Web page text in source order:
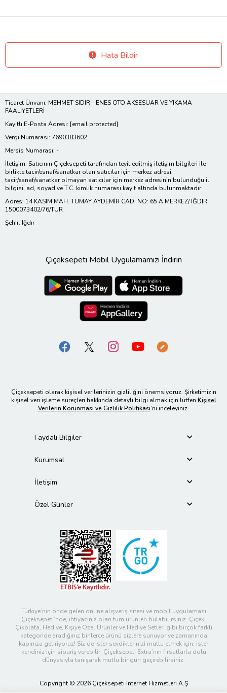
Hata Bildir
Ticaret Ünvanı: MEHMET SIDIR - ENES OTO AKSESUAR VE YIKAMA
FAALİYETLERİ
Kayıtlı E-Posta Adresi: [email protected]
Vergi Numarası: 7690383602
Mersis Numarası: -
İletişim: Satıcının Çiçeksepeti tarafından teyit edilmiş iletişim bilgileri ile
birlikte tacir/esnaf/sanatkar olan satıcılar için merkez adresi;
tacir/esnaf/sanatkar olmayan satıcılar için merkez adresinin bulunduğu il
bilgisi, ad, soyad ve T.C. kimlik numarası kayıt altında bulunmaktadır.
Adres: 14 KASIM MAH. TÜMAY AYDEMİR CAD. NO: 65 A MERKEZ/ IĞDIR
1500073402/76/TUR
Şehir: Iğdır
Çiçeksepeti Mobil Uygulamamızı İndirin
Çiçeksepeti olarak kişisel verilerinizin gizliliğini önemsiyoruz. Şirketimizin
kişisel veri işleme süreçleri hakkında detaylı bilgi almak için lütfen Kişisel
Verilerin Korunması ve Gizlilik Politikası’nı inceleyiniz.
Faydalı Bilgiler
Kurumsal
İletişim
Özel Günler
Türkiye’nin önde gelen online alışveriş sitesi ve mobil uygulaması
Çiçeksepeti’nde, ihtiyacınız olan tüm ürünleri bulabilirsiniz. Çiçek,
Çikolata, Hediye, Kişiye Özel Ürünler ve Hediye Setleri gibi birçok farklı
kategoride aradığınız binlerce ürünü sizlere sunuyor ve zamanında
kapınıza getiriyoruz! Siz de ister sevdiklerinizi mutlu etmek için, ister
kendiniz için sipariş verebilir; Çiçeksepeti Extra’nın fırsatlarla dolu
dünyasıyla tanışarak mutlu bir gün geçirebilirsiniz.
Copyright © 2026 Çiçeksepeti İnternet Hizmetleri A.Ş